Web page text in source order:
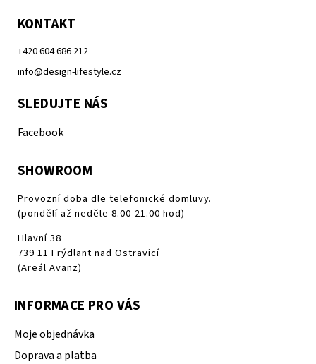
KONTAKT
+420 604 686 212
info@design-lifestyle.cz
SLEDUJTE NÁS
Facebook
SHOWROOM
Provozní doba dle telefonické domluvy.
(pondělí až neděle 8.00-21.00 hod)
Hlavní 38
739 11 Frýdlant nad Ostravicí
(Areál Avanz)
INFORMACE PRO VÁS
Moje objednávka
Doprava a platba